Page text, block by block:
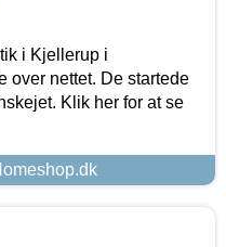
i Kjellerup i
over nettet. De startede
Klik her for at se